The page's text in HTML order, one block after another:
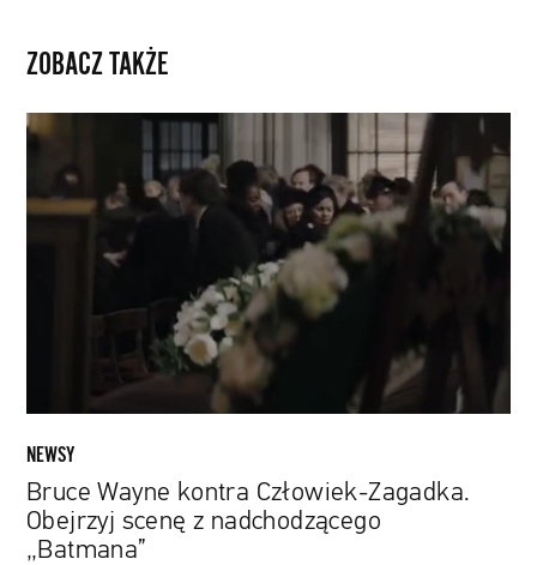
ZOBACZ TAKŻE
Bruce
Człowiek-
NEWSY
Bruce Wayne kontra Człowiek-Zagadka.
Obejrzyj scenę z nadchodzącego
„Batmana”